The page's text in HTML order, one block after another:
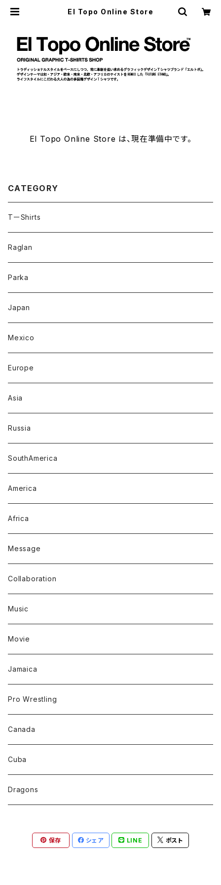
El Topo Online Store
El Topo Online Store は、現在準備中です。
CATEGORY
TーShirts
Raglan
Parka
Japan
Mexico
Europe
Asia
Russia
SouthAmerica
America
Africa
Message
Collaboration
Music
Movie
Jamaica
Pro Wrestling
Canada
Cuba
Dragons
保存 シェア LINE ポスト